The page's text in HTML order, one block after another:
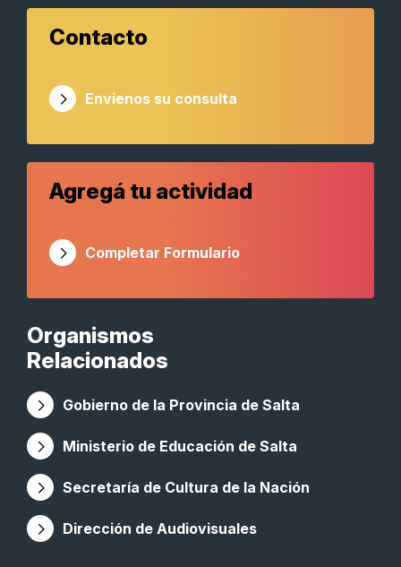
Organismos
Relacionados
Gobierno de la Provincia de Salta
Ministerio de Educación de Salta
Secretaría de Cultura de la Nación
Dirección de Audiovisuales
Contacto
Envienos su consulta
Agregá tu actividad
Completar Formulario